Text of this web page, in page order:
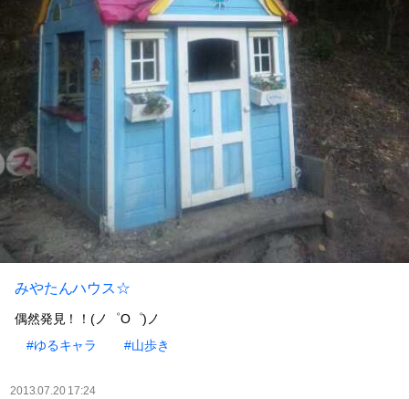
みやたんハウス☆
偶然発見！！(ノ゜O゜)ノ
#ゆるキャラ
#山歩き
2013.07.20 17:24